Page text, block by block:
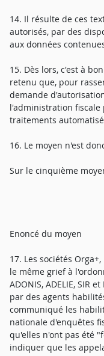
14. Il résulte de ces
autorisés, par des
aux données
15. Dès lors, c'est à
retenu que, pour
demande
l'administration fiscale
traitements
16. Le moyen n'est
Sur le cinquième
Enoncé du moyen
17. Les sociétés
le même grief à
ADONIS, ADELIE, SIR
par des agents
communiqué les
nationale d'enquêtes
qu'elles n'ont pas été
indiquer que les